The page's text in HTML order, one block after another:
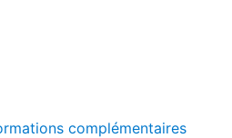
complémentaires